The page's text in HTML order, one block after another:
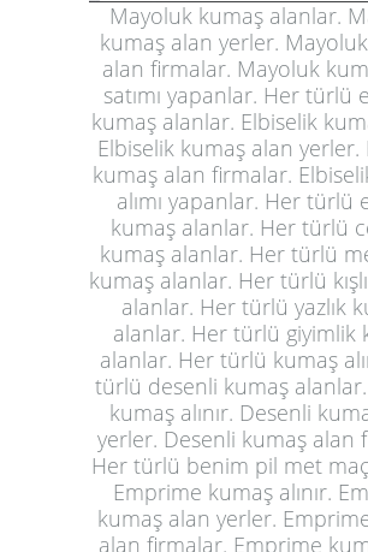
Mayoluk kumaş alanlar.
kumaş alan yerler.
alan firmalar. Mayoluk
satımı yapanlar. Her türlü
kumaş alanlar. Elbiselik
Elbiselik kumaş alan yerler.
kumaş alan firmalar.
alımı yapanlar. Her türlü
kumaş alanlar. Her türlü
kumaş alanlar. Her türlü
kumaş alanlar. Her türlü
alanlar. Her türlü yazlık
alanlar. Her türlü giyimlik
alanlar. Her türlü kumaş
türlü desenli kumaş
kumaş alınır. Desenli
yerler. Desenli kumaş alan
Her türlü benim pil met
Emprime kumaş alınır.
kumaş alan yerler.
alan firmalar. Emprime